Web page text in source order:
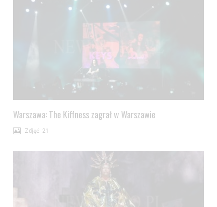
Warszawa: The Kiffness zagrał w Warszawie
Zdjęć: 21